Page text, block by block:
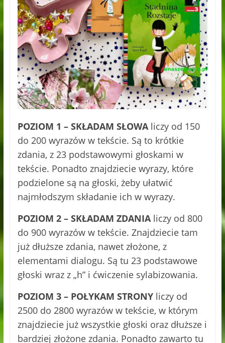
POZIOM 1 – SKŁADAM SŁOWAliczy od 150
do 200 wyrazów w tekście. Są to krótkie
zdania, z 23 podstawowymi głoskami w
tekście. Ponadto znajdziecie wyrazy, które
podzielone są na głoski, żeby ułatwić
najmłodszym składanie ich w wyrazy.
POZIOM 2 – SKŁADAM ZDANIAliczy od 800
do 900 wyrazów w tekście. Znajdziecie tam
już dłuższe zdania, nawet złożone, z
elementami dialogu. Są tu 23 podstawowe
głoski wraz z „h” i ćwiczenie sylabizowania.
POZIOM 3 – POŁYKAM STRONYliczy od
2500 do 2800 wyrazów w tekście, w którym
znajdziecie już wszystkie głoski oraz dłuższe i
bardziej złożone zdania. Ponadto zawarto tu